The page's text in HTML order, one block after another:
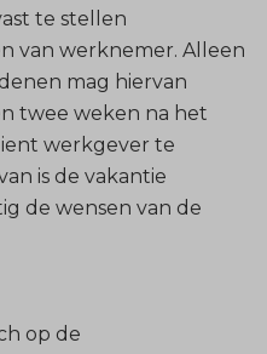
te stellen
van werknemer. Alleen
mag hiervan
twee weken na het
werkgever te
is de vakantie
de wensen van de
op de